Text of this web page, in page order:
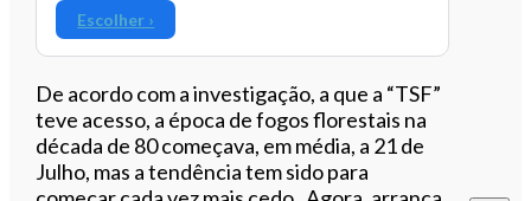
Escolher ›
De acordo com a investigação, a que a “TSF”
teve acesso, a época de fogos florestais na
década de 80 começava, em média, a 21 de
Julho, mas a tendência tem sido para